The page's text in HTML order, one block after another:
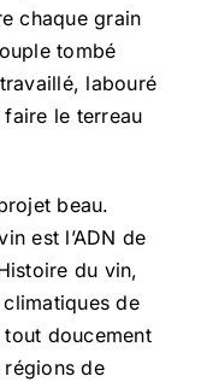
chaque grain
tombé
labouré
le terreau
beau.
est l’ADN de
du vin,
climatiques de
tout doucement
régions de